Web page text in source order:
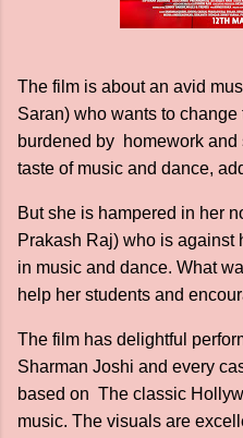
The film is about an avid
Saran) who wants to
burdened by homework and
taste of music and dance,
But she is hampered in her
Prakash Raj) who is against
in music and dance. What
help her students and
The film has delightful
Sharman Joshi and every
based on The classic
music. The visuals are